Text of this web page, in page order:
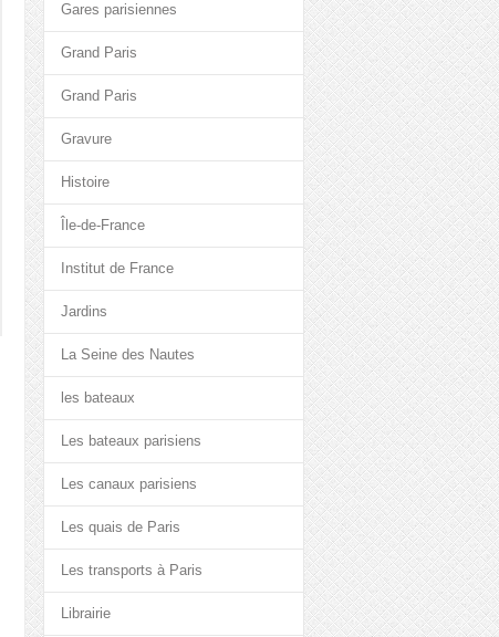
Gares parisiennes
Grand Paris
Grand Paris
Gravure
Histoire
Île-de-France
Institut de France
Jardins
La Seine des Nautes
les bateaux
Les bateaux parisiens
Les canaux parisiens
Les quais de Paris
Les transports à Paris
Librairie